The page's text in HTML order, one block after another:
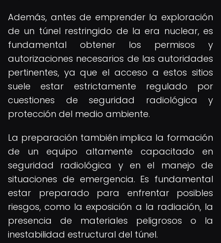
Además, antes de emprender la exploración
de un túnel restringido de la era nuclear, es
fundamental obtener los permisos y
autorizaciones necesarios de las autoridades
pertinentes, ya que el acceso a estos sitios
suele estar estrictamente regulado por
cuestiones de seguridad radiológica y
protección del medio ambiente.
La preparación también implica la formación
de un equipo altamente capacitado en
seguridad radiológica y en el manejo de
situaciones de emergencia. Es fundamental
estar preparado para enfrentar posibles
riesgos, como la exposición a la radiación, la
presencia de materiales peligrosos o la
inestabilidad estructural del túnel.